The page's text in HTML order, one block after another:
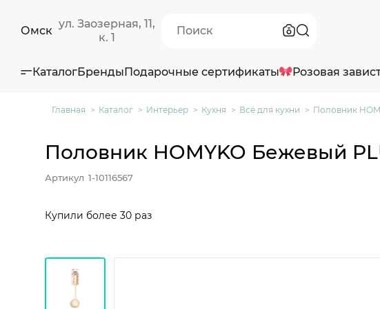
Омск
ул. Заозерная, 11,
к. 1
КаталогБрендыПодарочные сертификаты Розовая
Главная Каталог Интерьер Кухня Всё для кухни Половник
Половник HOMYKO Бежевый
Артикул 1-10116567
Купили более 30 раз